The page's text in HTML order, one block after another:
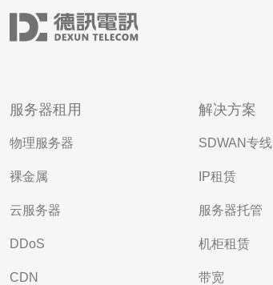
服务器租用
物理服务器
裸金属
云服务器
DDoS
CDN
解决方案
SDWAN专线
IP租赁
服务器托管
机柜租赁
带宽